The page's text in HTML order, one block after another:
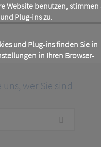
Website benutzen, stimmen
Plug-ins zu.
und Plug-ins finden Sie in
in Ihren Browser-
wer Sie sind